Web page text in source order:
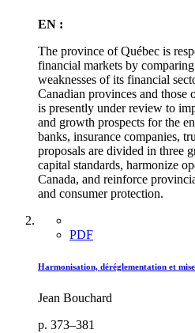
EN :
The province of Québec is
financial markets by
weaknesses of its financial
Canadian provinces and those
is presently under review to
and growth prospects for the
banks, insurance companies,
proposals are divided in three
capital standards, harmonize
Canada, and reinforce
and consumer protection.
PDF
Harmonisation, déréglementation et
Jean Bouchard
p. 373–381